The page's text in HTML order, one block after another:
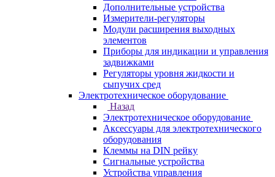
Дополнительные устройства
Измерители-регуляторы
Модули расширения выходных
элементов
Приборы для индикации и управления
задвижками
Регуляторы уровня жидкости и
сыпучих сред
Электротехническое оборудование
Назад
Электротехническое оборудование
Аксессуары для электротехнического
оборудования
Клеммы на DIN рейку
Сигнальные устройства
Устройства управления